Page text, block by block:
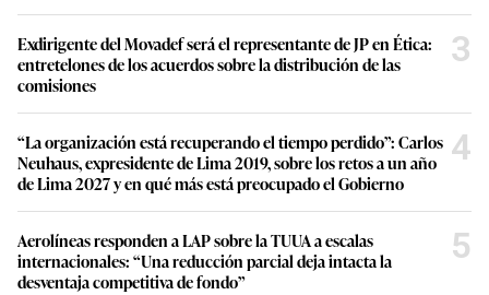
Exdirigente del Movadef será el representante de JP en Ética:
entretelones de los acuerdos sobre la distribución de las
comisiones
3
“La organización está recuperando el tiempo perdido”: Carlos
Neuhaus, expresidente de Lima 2019, sobre los retos a un año
de Lima 2027 y en qué más está preocupado el Gobierno
4
Aerolíneas responden a LAP sobre la TUUA a escalas
internacionales: “Una reducción parcial deja intacta la
desventaja competitiva de fondo”
5